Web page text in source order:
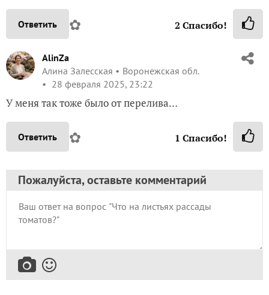
Ответить ✿ 2 Спасибо!
AlinZa
Алина Залесская
Воронежская обл.
28 февраля 2025, 23:22
У меня так тоже было от перелива…
Ответить ✿ 1 Спасибо!
Пожалуйста, оставьте комментарий